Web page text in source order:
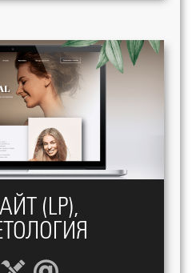
(LP),